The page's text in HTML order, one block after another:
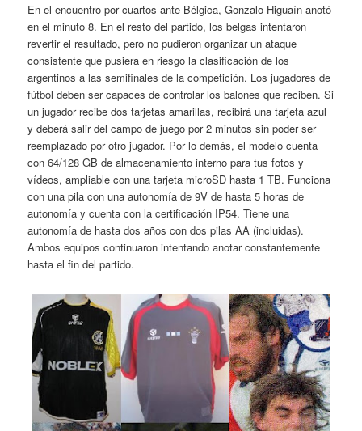
En el encuentro por cuartos ante Bélgica, Gonzalo Higuaín anotó
en el minuto 8. En el resto del partido, los belgas intentaron
revertir el resultado, pero no pudieron organizar un ataque
consistente que pusiera en riesgo la clasificación de los
argentinos a las semifinales de la competición. Los jugadores de
fútbol deben ser capaces de controlar los balones que reciben. Si
un jugador recibe dos tarjetas amarillas, recibirá una tarjeta azul
y deberá salir del campo de juego por 2 minutos sin poder ser
reemplazado por otro jugador. Por lo demás, el modelo cuenta
con 64/128 GB de almacenamiento interno para tus fotos y
vídeos, ampliable con una tarjeta microSD hasta 1 TB. Funciona
con una pila con una autonomía de 9V de hasta 5 horas de
autonomía y cuenta con la certificación IP54. Tiene una
autonomía de hasta dos años con dos pilas AA (incluidas).
Ambos equipos continuaron intentando anotar constantemente
hasta el fin del partido.